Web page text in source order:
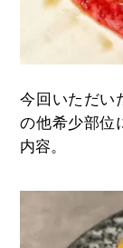
今回いただい
の他希少部位
内容。